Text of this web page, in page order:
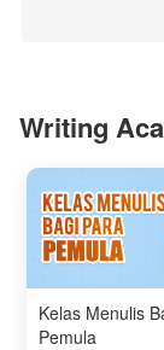
Writing
Kelas Menulis
Pemula